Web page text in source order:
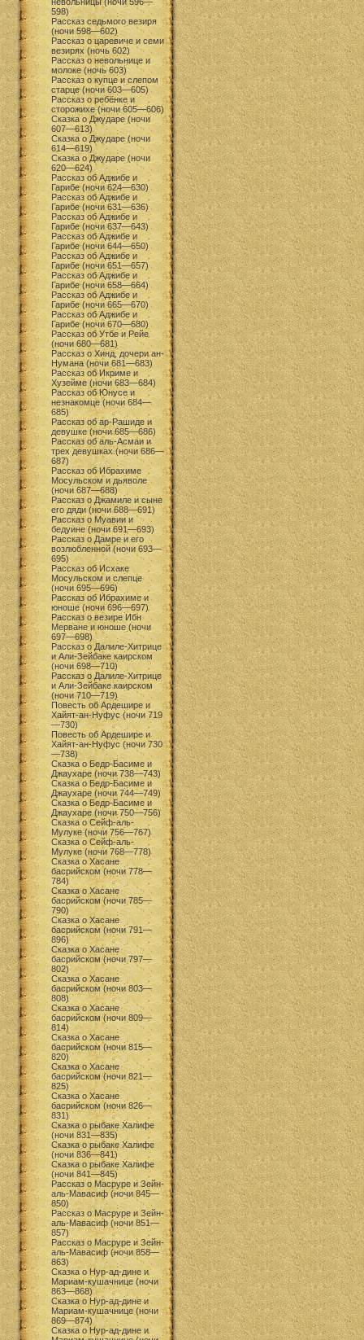
598)
Рассказ седьмого везиря
(ночи 598—602)
Рассказ о царевиче и семи
везирях (ночь 602)
Рассказ о невольнице и
молоке (ночь 603)
Рассказ о купце и слепом
старце (ночи 603—605)
Рассказ о ребёнке и
сторожихе (ночи 605—606)
Сказка о Джударе (ночи
607—613)
Сказка о Джударе (ночи
614—619)
Сказка о Джударе (ночи
620—624)
Рассказ об Аджибе и
Гарибе (ночи 624—630)
Рассказ об Аджибе и
Гарибе (ночи 631—636)
Рассказ об Аджибе и
Гарибе (ночи 637—643)
Рассказ об Аджибе и
Гарибе (ночи 644—650)
Рассказ об Аджибе и
Гарибе (ночи 651—657)
Рассказ об Аджибе и
Гарибе (ночи 658—664)
Рассказ об Аджибе и
Гарибе (ночи 665—670)
Рассказ об Аджибе и
Гарибе (ночи 670—680)
Рассказ об Утбе и Рейе
(ночи 680—681)
Рассказ о Хинд, дочери ан-
Нумана (ночи 681—683)
Рассказ об Икриме и
Хузейме (ночи 683—684)
Рассказ об Юнусе и
незнакомце (ночи 684—
685)
Рассказ об ар-Рашиде и
девушке (ночи 685—686)
Рассказ об аль-Асмаи и
трех девушках (ночи 686—
687)
Рассказ об Ибрахиме
Мосульском и дьяволе
(ночи 687—688)
Рассказ о Джамиле и сыне
его дяди (ночи 688—691)
Рассказ о Муавии и
бедуине (ночи 691—693)
Рассказ о Дамре и его
возлюбленной (ночи 693—
695)
Рассказ об Исхаке
Мосульском и слепце
(ночи 695—696)
Рассказ об Ибрахиме и
юноше (ночи 696—697)
Рассказ о везире Ибн
Мерване и юноше (ночи
697—698)
Рассказ о Далиле-Хитрице
и Али-Зейбаке каирском
(ночи 698—710)
Рассказ о Далиле-Хитрице
и Али-Зейбаке каирском
(ночи 710—719)
Повесть об Ардешире и
Хайят-ан-Нуфус (ночи 719
—730)
Повесть об Ардешире и
Хайят-ан-Нуфус (ночи 730
—738)
Сказка о Бедр-Басиме и
Джаухаре (ночи 738—743)
Сказка о Бедр-Басиме и
Джаухаре (ночи 744—749)
Сказка о Бедр-Басиме и
Джаухаре (ночи 750—756)
Сказка о Сейф-аль-
Мулуке (ночи 756—767)
Сказка о Сейф-аль-
Мулуке (ночи 768—778)
Сказка о Хасане
басрийском (ночи 778—
784)
Сказка о Хасане
басрийском (ночи 785—
790)
Сказка о Хасане
басрийском (ночи 791—
896)
Сказка о Хасане
басрийском (ночи 797—
802)
Сказка о Хасане
басрийском (ночи 803—
808)
Сказка о Хасане
басрийском (ночи 809—
814)
Сказка о Хасане
басрийском (ночи 815—
820)
Сказка о Хасане
басрийском (ночи 821—
825)
Сказка о Хасане
басрийском (ночи 826—
831)
Сказка о рыбаке Халифе
(ночи 831—835)
Сказка о рыбаке Халифе
(ночи 836—841)
Сказка о рыбаке Халифе
(ночи 841—845)
Рассказ о Масруре и Зейн-
аль-Мавасиф (ночи 845—
850)
Рассказ о Масруре и Зейн-
аль-Мавасиф (ночи 851—
857)
Рассказ о Масруре и Зейн-
аль-Мавасиф (ночи 858—
863)
Сказка о Нур-ад-дине и
Мариам-кушачнице (ночи
863—868)
Сказка о Нур-ад-дине и
Мариам-кушачнице (ночи
869—874)
Сказка о Нур-ад-дине и